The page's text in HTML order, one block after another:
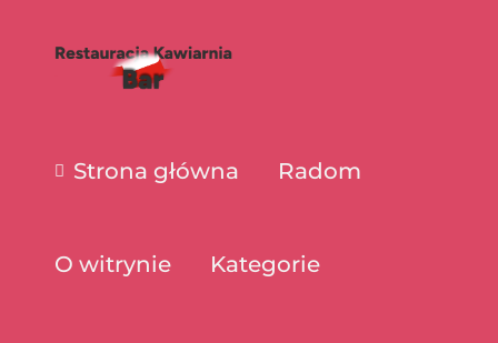
Strona główna Radom
O witrynie Kategorie